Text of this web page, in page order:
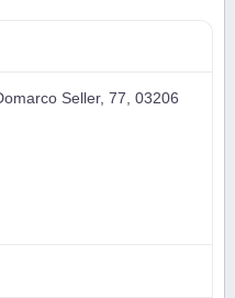
Seller, 77, 03206